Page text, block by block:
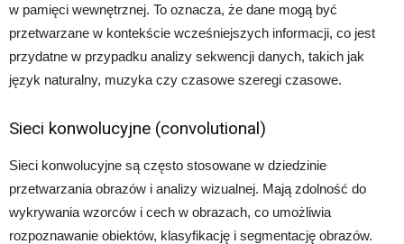
w pamięci wewnętrznej. To oznacza, że dane mogą być
przetwarzane w kontekście wcześniejszych informacji, co jest
przydatne w przypadku analizy sekwencji danych, takich jak
język naturalny, muzyka czy czasowe szeregi czasowe.
Sieci konwolucyjne (convolutional)
Sieci konwolucyjne są często stosowane w dziedzinie
przetwarzania obrazów i analizy wizualnej. Mają zdolność do
wykrywania wzorców i cech w obrazach, co umożliwia
rozpoznawanie obiektów, klasyfikację i segmentację obrazów.